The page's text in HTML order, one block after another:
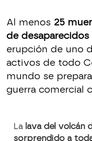
Al menos 25
de desaparecidos
erupción de uno
activos de todo
mundo se
guerra comercial
La lava del volcán
sorprendido a